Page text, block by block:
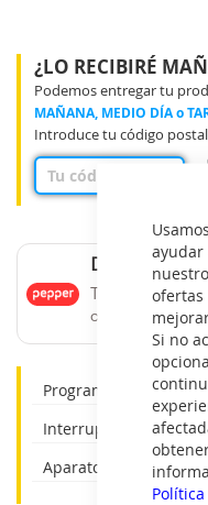
ofertas
Si no
¿LO RECIBIRÉ
Podemos entregar tu
MAÑANA, MEDIO DÍA o
Introduce tu código
Date un
Tus compras
con Pepper.
Programador: Diario
Interruptor: On/Off
Aparato de Hasta 16